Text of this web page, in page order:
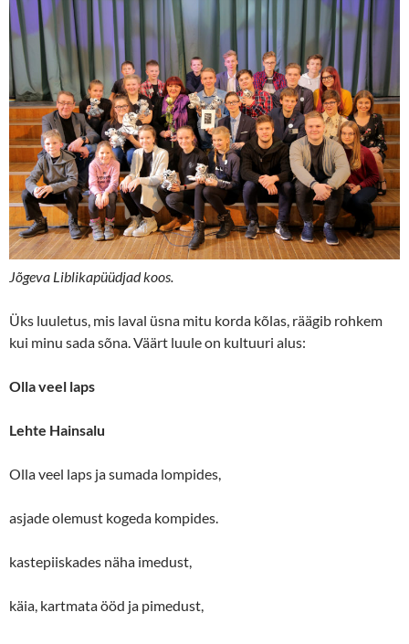
Jõgeva Liblikapüüdjad koos.
Üks luuletus, mis laval üsna mitu korda kõlas, räägib rohkem
kui minu sada sõna. Väärt luule on kultuuri alus:
Olla veel laps
Lehte Hainsalu
Olla veel laps ja sumada lompides,
asjade olemust kogeda kompides.
kastepiiskades näha imedust,
käia, kartmata ööd ja pimedust,